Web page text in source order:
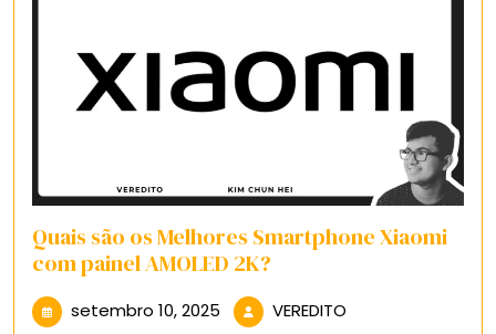
Quais são os Melhores Smartphone Xiaomi
com painel AMOLED 2K?
setembro 10, 2025 setembroVEREDITO